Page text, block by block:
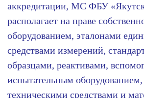
аккредитации, МС ФБУ
располагает на праве
оборудованием, эталонами
средствами измерений,
образцами, реактивами,
испытательным
техническими средствами и